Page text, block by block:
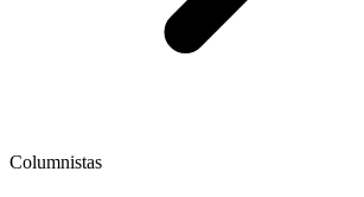
Columnistas